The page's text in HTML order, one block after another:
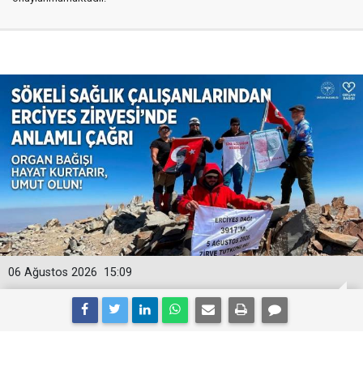
15:09
06 Ağustos 2026